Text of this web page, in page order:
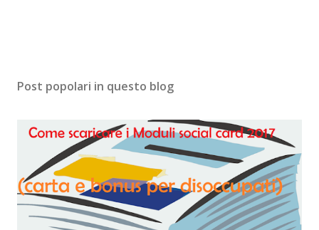
Post popolari in questo blog